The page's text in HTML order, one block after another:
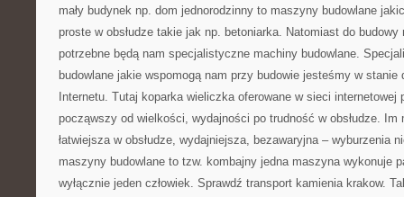
mały budynek np. dom jednorodzinny to maszyny budowlane
proste w obsłudze takie jak np. betoniarka. Natomiast do
potrzebne będą nam specjalistyczne machiny budowlane.
budowlane jakie wspomogą nam przy budowie jesteśmy w
Internetu. Tutaj koparka wieliczka oferowane w sieci internetowej
począwszy od wielkości, wydajności po trudność w obsłudze.
łatwiejsza w obsłudze, wydajniejsza, bezawaryjna – wyburzenia
maszyny budowlane to tzw. kombajny jedna maszyna wykonuje
wyłącznie jeden człowiek. Sprawdź transport kamienia krakow.